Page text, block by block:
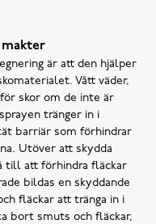
är att den hjälper
Vått väder,
skor om de inte är
tränger in i
barriär som förhindrar
Utöver att skydda
till att förhindra fläckar
bildas en skyddande
fläckar att tränga in i
bort smuts och fläckar,